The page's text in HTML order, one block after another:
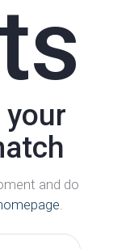
your
and do